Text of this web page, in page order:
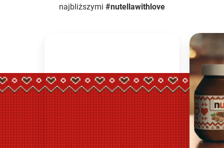
najbliższymi #nutellawithlove